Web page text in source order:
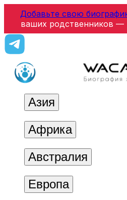
Добавьте свою
ваших родственников —
Азия
Африка
Австралия
Европа